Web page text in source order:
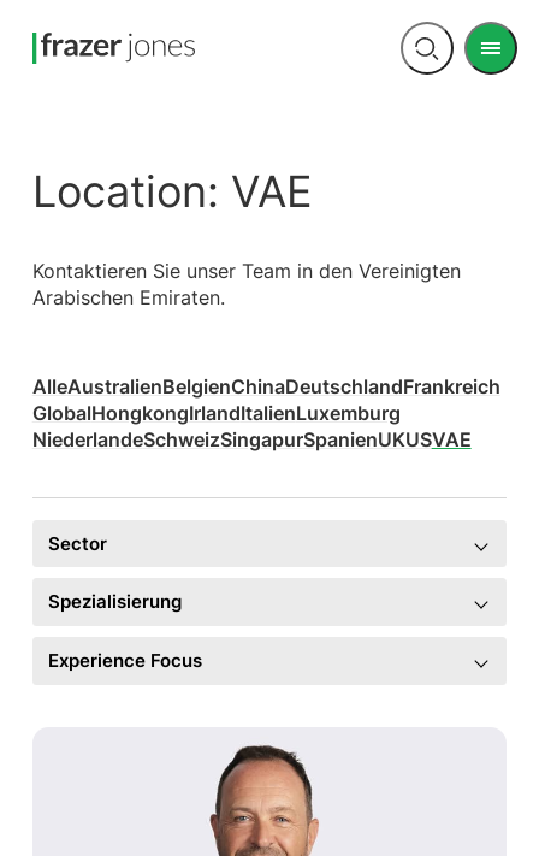
Open
Menu
Location: VAE
Kontaktieren Sie unser Team in den Vereinigten
Arabischen Emiraten.
AlleAustralienBelgienChinaDeutschlandFrankreich
GlobalHongkongIrlandItalienLuxemburg
NiederlandeSchweizSingapurSpanienUKUSVAE
Sector
Spezialisierung
Experience Focus